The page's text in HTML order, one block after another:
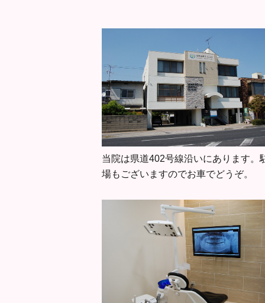
当院は県道402号線沿いにあります。
場もございますのでお車でどうぞ。